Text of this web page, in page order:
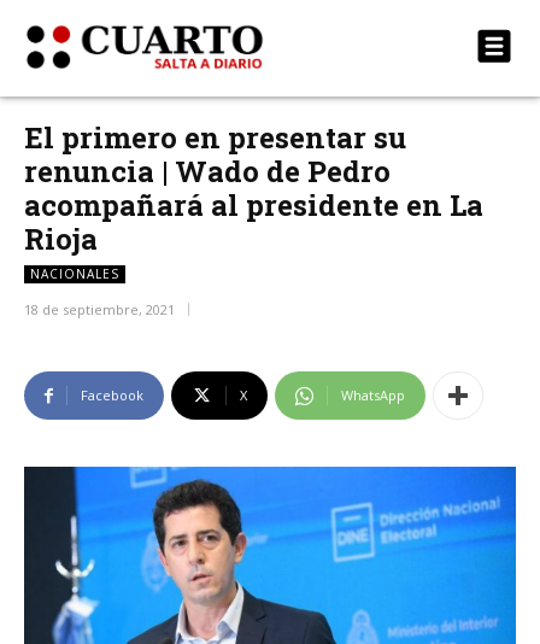
El primero en presentar su
renuncia | Wado de Pedro
acompañará al presidente en La
Rioja
NACIONALES
18 de septiembre, 2021
Facebook X WhatsApp